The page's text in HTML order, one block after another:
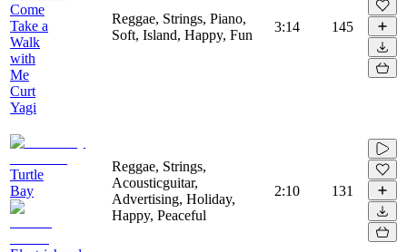
Come
Take a
Walk
with
Me
Curt
Yagi
Reggae, Strings, Piano,
Soft, Island, Happy, Fun
3:14 145
Turtle
Bay
Reggae, Strings,
Acousticguitar,
Advertising, Holiday,
Happy, Peaceful
2:10 131